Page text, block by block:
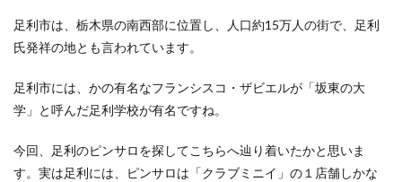
足利市は、栃木県の南西部に位置し、人口約15万人の街で、足利
氏発祥の地とも言われています。
足利市には、かの有名なフランシスコ・ザビエルが「坂東の大
学」と呼んだ足利学校が有名ですね。
今回、足利のピンサロを探してこちらへ辿り着いたかと思いま
す。実は足利には、ピンサロは「クラブミニイ」の１店舗しかな